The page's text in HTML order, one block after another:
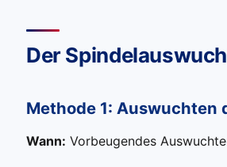
Der
Methode 1: Auswuchten
Wann: Vorbeugendes